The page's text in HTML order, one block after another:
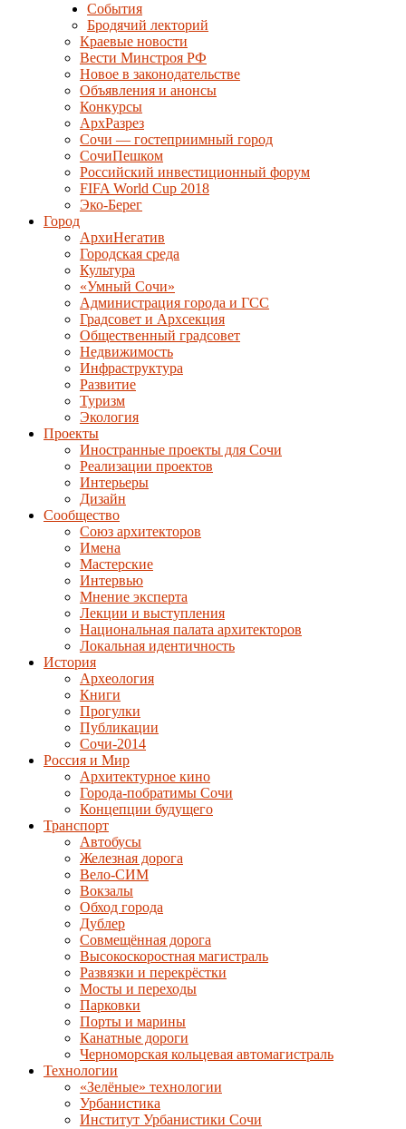
События
Бродячий лекторий
Краевые новости
Вести Минстроя РФ
Новое в законодательстве
Объявления и анонсы
Конкурсы
АрхРазрез
Сочи — гостеприимный город
СочиПешком
Российский инвестиционный форум
FIFA World Cup 2018
Эко-Берег
Город
АрхиНегатив
Городская среда
Культура
«Умный Сочи»
Администрация города и ГСС
Градсовет и Архсекция
Общественный градсовет
Недвижимость
Инфраструктура
Развитие
Туризм
Экология
Проекты
Иностранные проекты для Сочи
Реализации проектов
Интерьеры
Дизайн
Сообщество
Союз архитекторов
Имена
Мастерские
Интервью
Мнение эксперта
Лекции и выступления
Национальная палата архитекторов
Локальная идентичность
История
Археология
Книги
Прогулки
Публикации
Сочи-2014
Россия и Мир
Архитектурное кино
Города-побратимы Сочи
Концепции будущего
Транспорт
Автобусы
Железная дорога
Вело-СИМ
Вокзалы
Обход города
Дублер
Совмещённая дорога
Высокоскоростная магистраль
Развязки и перекрёстки
Мосты и переходы
Парковки
Порты и марины
Канатные дороги
Черноморская кольцевая автомагистраль
Технологии
«Зелёные» технологии
Урбанистика
Институт Урбанистики Сочи